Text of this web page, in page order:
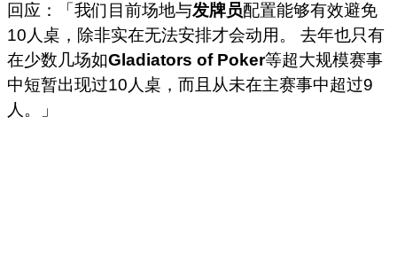
回应：「我们目前场地与发牌员配置能够有效避免
10人桌，除非实在无法安排才会动用。 去年也只有
在少数几场如Gladiators of Poker等超大规模赛事
中短暂出现过10人桌，而且从未在主赛事中超过9
人。」